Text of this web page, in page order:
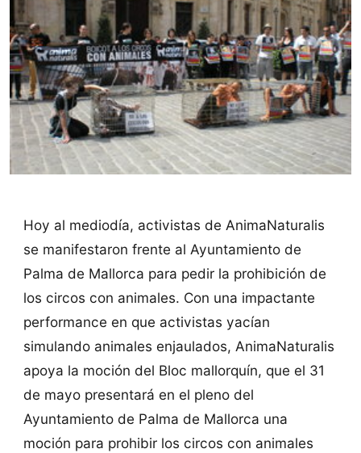
Hoy al mediodía, activistas de AnimaNaturalis
se manifestaron frente al Ayuntamiento de
Palma de Mallorca para pedir la prohibición de
los circos con animales. Con una impactante
performance en que activistas yacían
simulando animales enjaulados, AnimaNaturalis
apoya la moción del Bloc mallorquín, que el 31
de mayo presentará en el pleno del
Ayuntamiento de Palma de Mallorca una
moción para prohibir los circos con animales